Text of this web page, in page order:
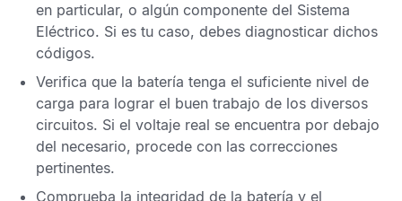
en particular, o algún componente del Sistema
Eléctrico. Si es tu caso, debes diagnosticar dichos
códigos.
Verifica que la batería tenga el suficiente nivel de
carga para lograr el buen trabajo de los diversos
circuitos. Si el voltaje real se encuentra por debajo
del necesario, procede con las correcciones
pertinentes.
Comprueba la integridad de la batería y el